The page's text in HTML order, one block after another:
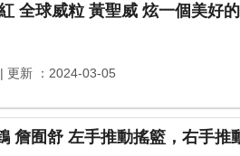
開設YT頻道 當斜槓網紅 全球威粒 黃
| 更新 ：2024-03-05
歡呼兒媽咪歡呼了 雙鶴 詹囿舒 左手推動搖籃，